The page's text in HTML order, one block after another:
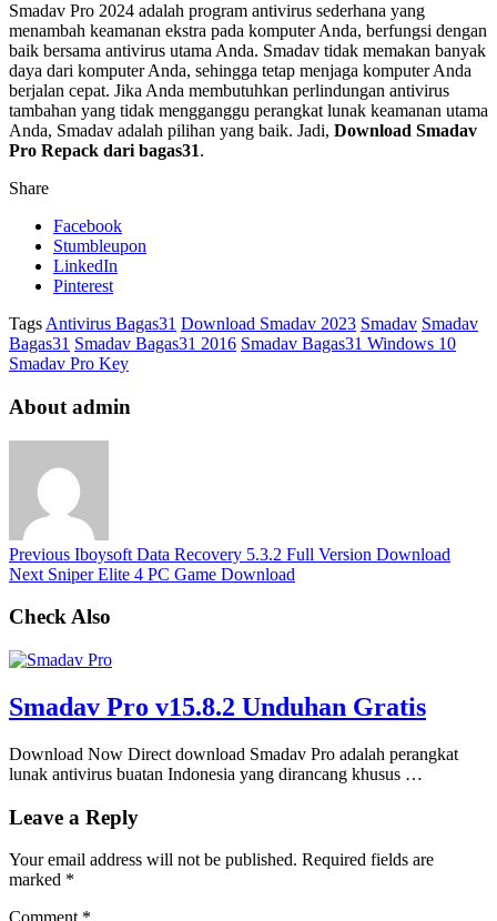
Smadav Pro 2024 adalah program antivirus sederhana yang
menambah keamanan ekstra pada komputer Anda, berfungsi dengan
baik bersama antivirus utama Anda. Smadav tidak memakan banyak
daya dari komputer Anda, sehingga tetap menjaga komputer Anda
berjalan cepat. Jika Anda membutuhkan perlindungan antivirus
tambahan yang tidak mengganggu perangkat lunak keamanan utama
Anda, Smadav adalah pilihan yang baik. Jadi, Download Smadav
Pro Repack dari bagas31.
Share
Facebook
Stumbleupon
LinkedIn
Pinterest
Tags Antivirus Bagas31 Download Smadav 2023 Smadav Smadav
Bagas31 Smadav Bagas31 2016 Smadav Bagas31 Windows 10
Smadav Pro Key
About admin
Previous Iboysoft Data Recovery 5.3.2 Full Version Download
Next Sniper Elite 4 PC Game Download
Check Also
Smadav Pro v15.8.2 Unduhan Gratis
Download Now Direct download Smadav Pro adalah perangkat
lunak antivirus buatan Indonesia yang dirancang khusus …
Leave a Reply
Your email address will not be published. Required fields are
marked *